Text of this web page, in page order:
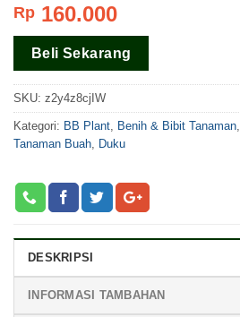
dari 5
pelanggan
Rp 160.000
Beli Sekarang
SKU: z2y4z8cjIW
Kategori: BB Plant, Benih & Bibit Tanaman,
Tanaman Buah, Duku
DESKRIPSI
INFORMASI TAMBAHAN